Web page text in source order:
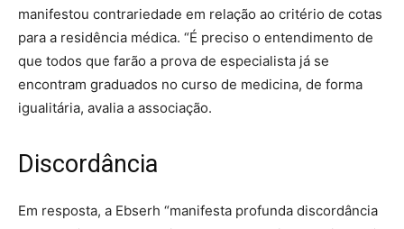
manifestou contrariedade em relação ao critério de cotas
para a residência médica. “É preciso o entendimento de
que todos que farão a prova de especialista já se
encontram graduados no curso de medicina, de forma
igualitária, avalia a associação.
Discordância
Em resposta, a Ebserh “manifesta profunda discordância